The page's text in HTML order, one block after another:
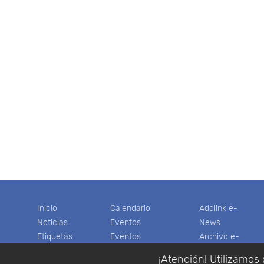
¡Atención!
Inicio
Noticias
Etiquetas
Calendario
Eventos
Eventos
Addlink e-
News
Archivo e-